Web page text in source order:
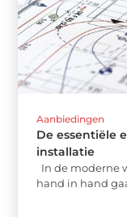
Aanbiedingen
De essentiële
installatie
In de moderne
hand in hand